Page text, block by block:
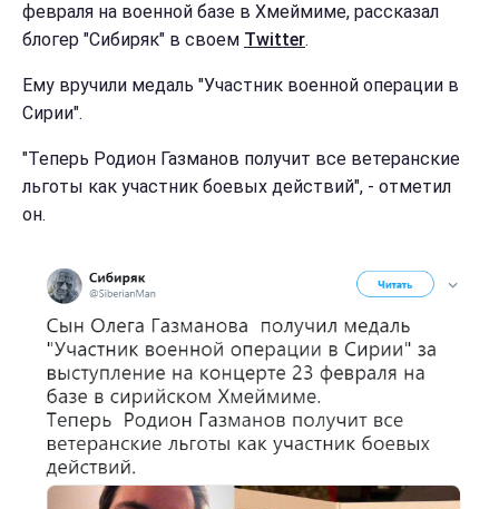
февраля на военной базе в Хмеймиме, рассказал
блогер "Сибиряк" в своем Twitter.
Ему вручили медаль "Участник военной операции в
Сирии".
"Теперь Родион Газманов получит все ветеранские
льготы как участник боевых действий", - отметил
он.